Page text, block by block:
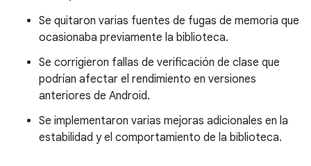
Se quitaron varias fuentes de fugas de memoria que
ocasionaba previamente la biblioteca.
Se corrigieron fallas de verificación de clase que
podrían afectar el rendimiento en versiones
anteriores de Android.
Se implementaron varias mejoras adicionales en la
estabilidad y el comportamiento de la biblioteca.